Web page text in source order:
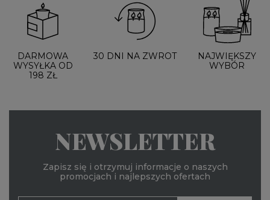
DARMOWA
WYSYŁKA OD
198 ZŁ
30 DNI NA ZWROT
NAJWIĘKSZY
WYBÓR
NEWSLETTER
Zapisz się i otrzymuj informacje o naszych
promocjach i najlepszych ofertach